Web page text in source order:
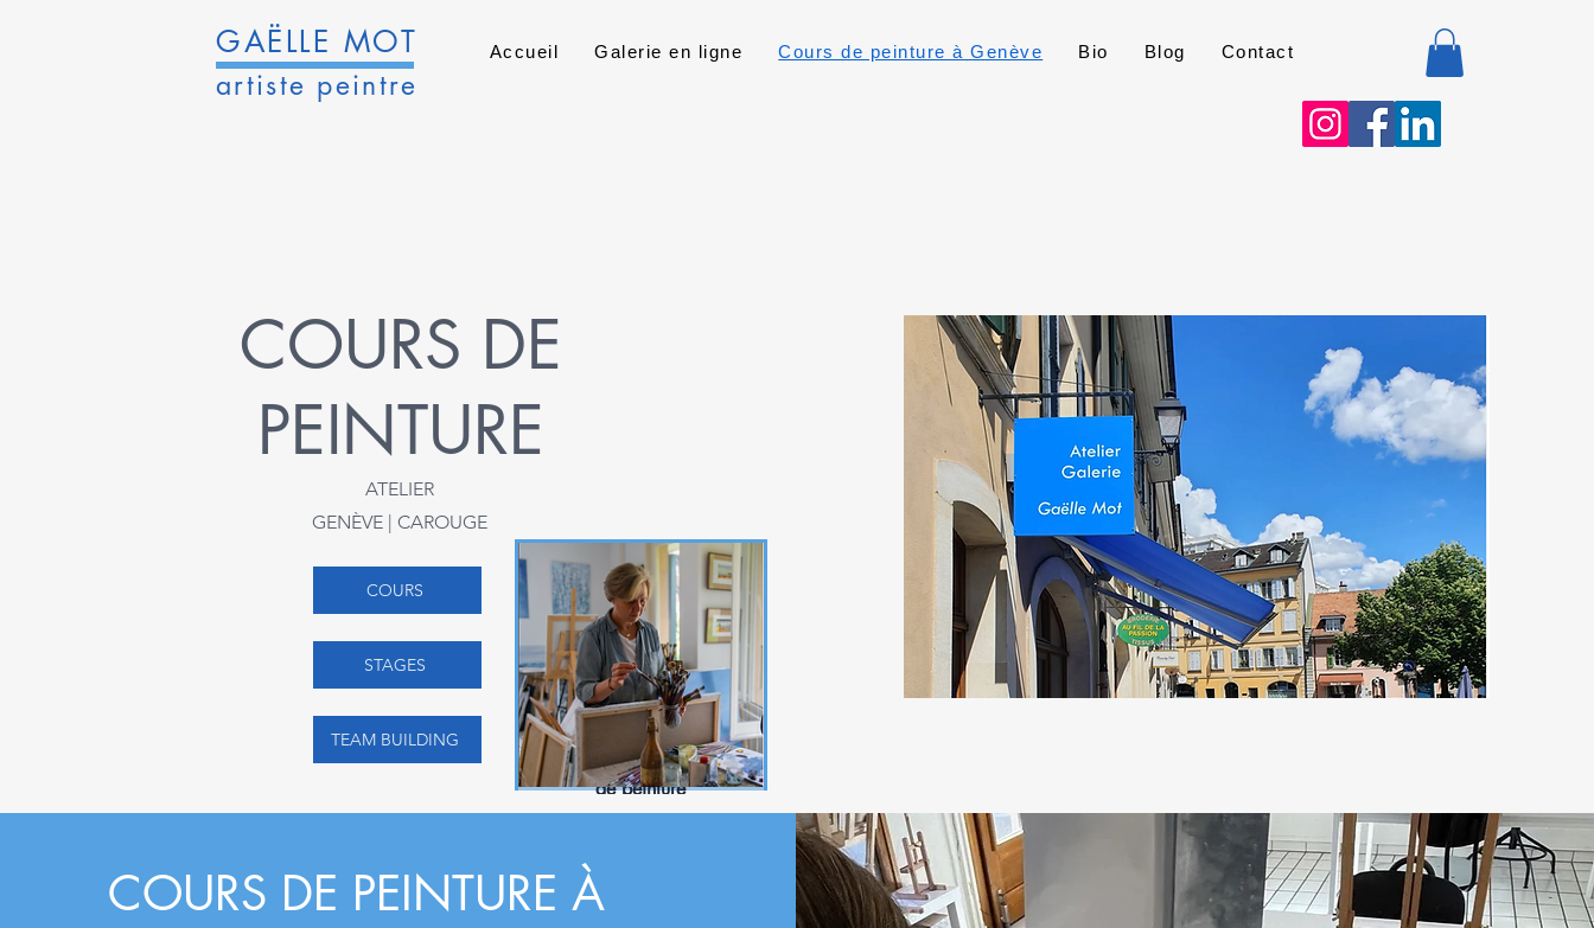
GAËLLE MOT
artiste peintre
Accueil Galerie en ligne Cours de peinture à Genève Bio Blog Contact
​COURS DE
PEINTURE
ATELIER
GENÈVE | CAROUGE
COURS
STAGES
TEAM BUILDING
Carte cadeau - Cours
de peinture
340,00CHFPrix
COURS DE PEINTURE À